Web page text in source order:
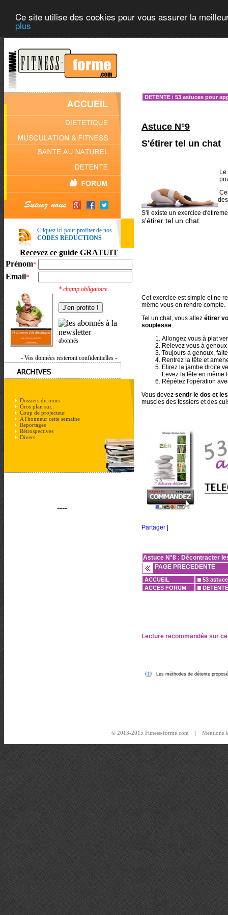
Ce site utilise des cookies pour vous assurer la
plus
Cliquez ici pour profiter de nos
CODES REDUCTIONS
Recevez ce guide GRATUIT
Prénom*
Email*
* champ obligatoire.
abonnés
- Vos données resteront confidentielles -
Dossiers du mois
Gros plan sur..
Coup de projecteur
A l'honneur cette semaine
Reportages
Rétrospectives
Divers
----
DETENTE 53 astuces pour
Astuce N°9
S'étirer tel un chat
Le
S'il existe un exercice
s'étirer tel un chat.
Cet exercice est simple et ne
même vous en rendre compte.
Tel un chat, vous allez étirer
souplesse.
Allongez vous à plat
Relevez vous à
Toujours à genoux,
Rentrez la tête et
Etirez la jambe droite
Levez la tête en même
Répétez l'opération
Vous devez sentir le dos et
muscles des fessiers et des
Partager
Astuce N°8 : Décontracter
PAGE PRECEDENTE
ACCUEIL
53
ACCES FORUM
DETENTE
Lecture recommandée sur
Les méthodes de détente
© 2013-2015 Fitness-forme.com | Mentions